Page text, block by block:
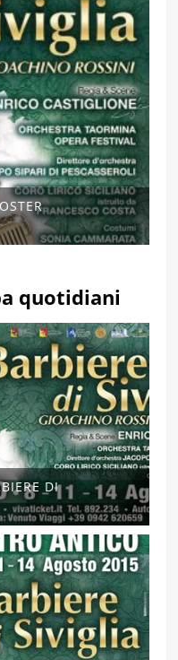
quotidiani
DI